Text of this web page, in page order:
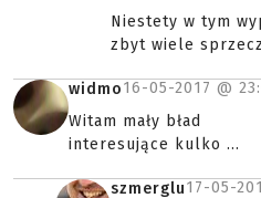
Niestety w tym
zbyt wiele
widmo16-05-2017 @
Witam mały bład
interesujące kulko ...
szmerglu17-05-